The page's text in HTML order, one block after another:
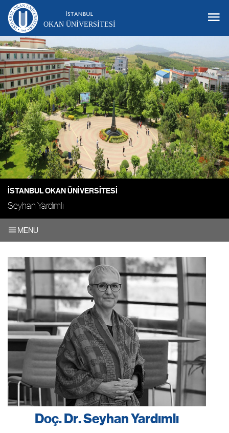
OKAN ÜNIVERSITESI
İSTANBUL OKAN ÜNIVERSITESI
Seyhan Yardımlı
MENU
Doç. Dr. Seyhan Yardımlı